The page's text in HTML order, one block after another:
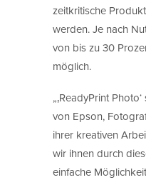
zeitkritische
werden. Je nach
von bis zu 30
möglich.
„‚ReadyPrint
von Epson,
ihrer kreativen
wir ihnen durch
einfache